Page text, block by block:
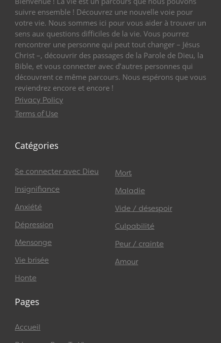
suivre ensemble ! Découvrez une nouvelle voie pour
votre vie. Nous sommes ici pour vous aider à trouver un
sens aux questions difficiles de la vie. Vous pourrez
rencontrer une personne qui peut tout changer – Jésus
Christ –, découvrir des passages de la Parole de Dieu, la
Bible, et vous connecter avec d’autres personnes qui
découvrent ce même parcours. Nous espérons que vous
reviendrez encore et encore !
Privacy Policy
Terms of Use
Catégories
Se connecter avec Dieu
Insignifiance
Anxiété
Dépression
Mensonge
Vie brisée
Honte
Mort
Maladie
Vide / désespoir
Culpabilité
Peur / crainte
Amour
Pages
Accueil